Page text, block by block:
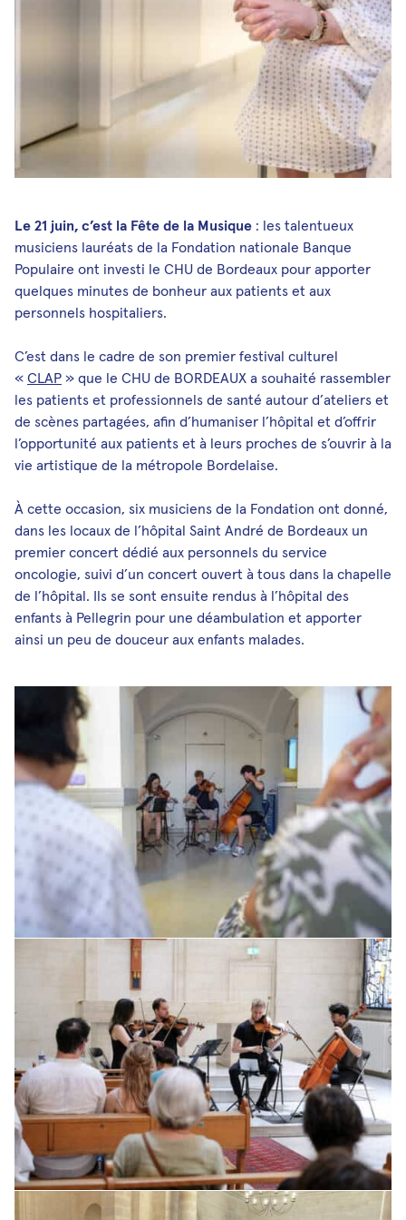
Les Musicales de Bagatelle
Facebook
Instagram
Le 21 juin, c’est la Fête de la Musique : les talentueux
musiciens lauréats de la Fondation nationale Banque
Populaire ont investi le CHU de Bordeaux pour apporter
quelques minutes de bonheur aux patients et aux
personnels hospitaliers.
C’est dans le cadre de son premier festival culturel
« CLAP » que le CHU de BORDEAUX a souhaité rassembler
les patients et professionnels de santé autour d’ateliers et
de scènes partagées, afin d’humaniser l’hôpital et d’offrir
l’opportunité aux patients et à leurs proches de s’ouvrir à la
vie artistique de la métropole Bordelaise.
À cette occasion, six musiciens de la Fondation ont donné,
dans les locaux de l’hôpital Saint André de Bordeaux un
premier concert dédié aux personnels du service
oncologie, suivi d’un concert ouvert à tous dans la chapelle
de l’hôpital. Ils se sont ensuite rendus à l’hôpital des
enfants à Pellegrin pour une déambulation et apporter
ainsi un peu de douceur aux enfants malades.